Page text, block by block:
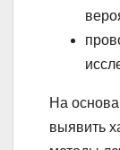
На
выявить